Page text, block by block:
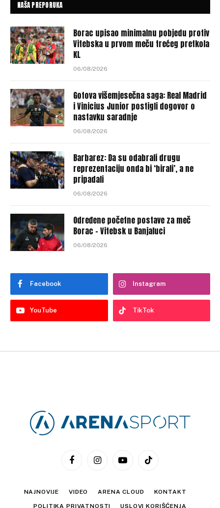
NAŠA PREPORUKA
Borac upisao minimalnu pobjedu protiv
Vitebska u prvom meču trećeg pretkola
KL
06/08/2026
Gotova višemjesečna saga: Real Madrid
i Vinicius Junior postigli dogovor o
nastavku saradnje
06/08/2026
Barbarez: Da su odabrali drugu
reprezentaciju onda bi ‘birali’, a ne
pripadali
06/08/2026
Određene početne postave za meč
Borac – Vitebsk u Banjaluci
06/08/2026
Facebook Instagram
YouTube TikTok
FacebookInstagramYouTubeTikTok
NAJNOVIJE VIDEO ARENA CLOUD KONTAKT
POLITIKA PRIVATNOSTI USLOVI KORIŠĆENJA